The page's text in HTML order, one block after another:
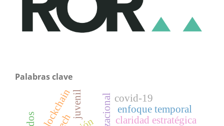
Palabras clave
claridad estratégica
blockchain enfoque temporal
juvenil covid-19